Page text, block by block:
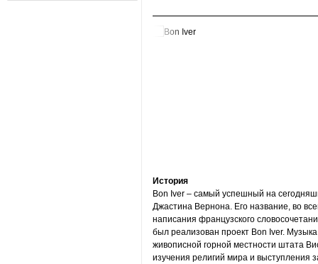
История
Bon Iver – самый успешный на
Джастина Вернона. Его название, во
написания французского
был реализован проект Bon Iver.
живописной горной местности штата
изучения религий мира и выступления